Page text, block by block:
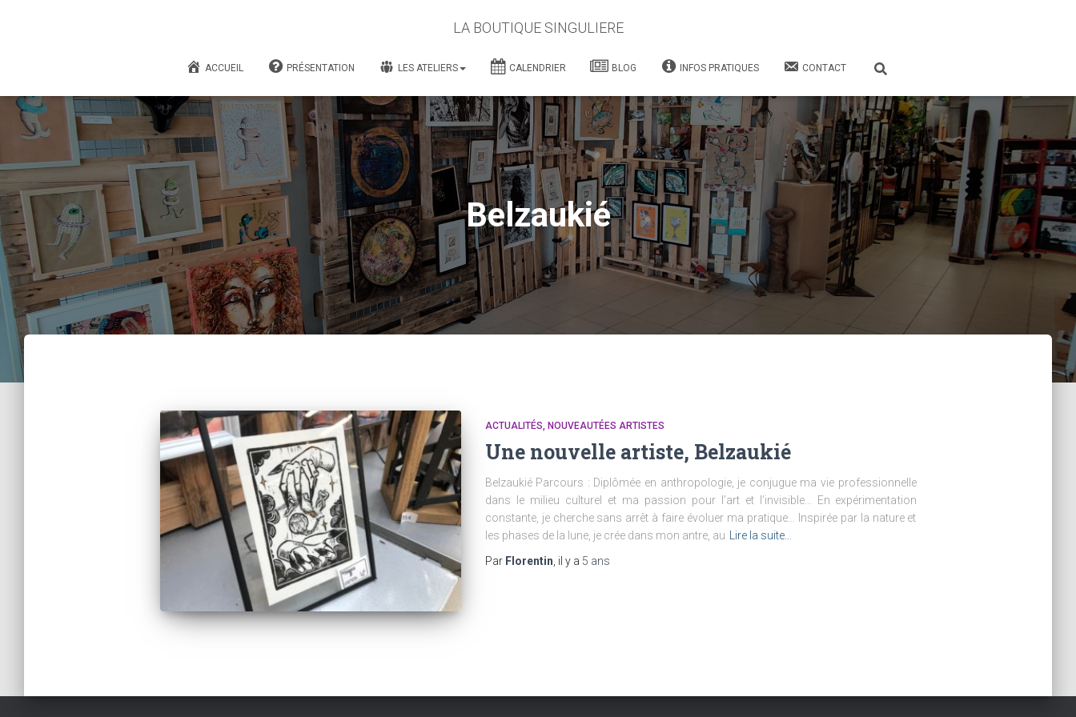
LA BOUTIQUE SINGULIERE
ACCUEIL PRÉSENTATION LES ATELIERS CALENDRIER BLOG INFOS PRATIQUES CONTACT
Belzaukié
ACTUALITÉS NOUVEAUTÉES ARTISTES
Une nouvelle artiste, Belzaukié
Belzaukié Parcours : Diplômée en anthropologie, je conjugue ma vie professionnelle
dans le milieu culturel et ma passion pour l’art et l’invisible… En expérimentation
constante, je cherche sans arrêt à faire évoluer ma pratique… Inspirée par la nature et
les phases de la lune, je crée dans mon antre, au
Lire la suite…
Par Florentin , il y a 5 ans